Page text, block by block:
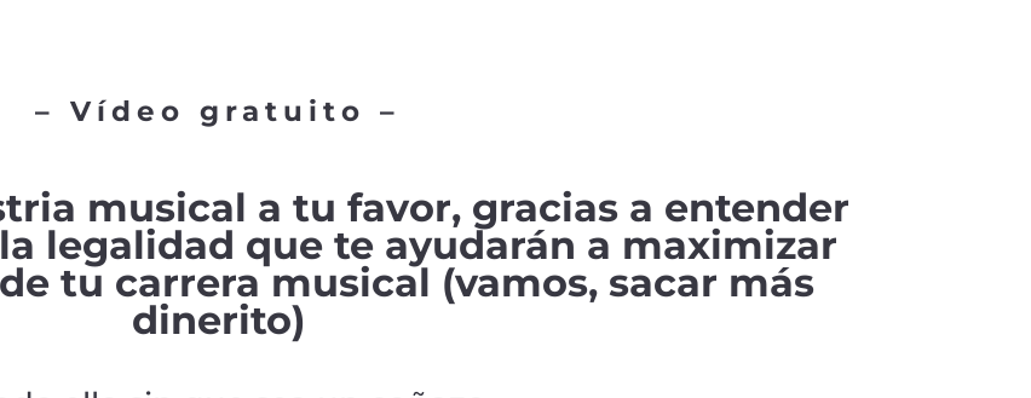
– Vídeo gratuito –
musical a tu favor, gracias a entender
legalidad que te ayudarán a maximizar
tu carrera musical (vamos, sacar más
dinerito)